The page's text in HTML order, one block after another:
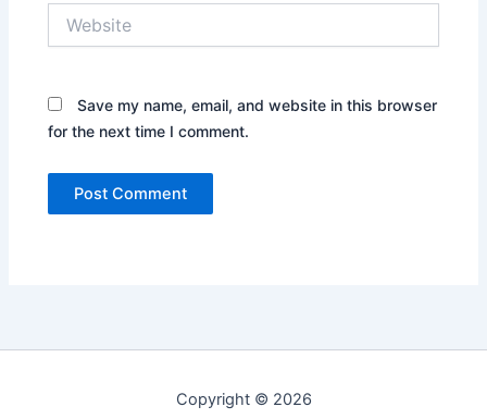
Save my name, email, and website in this browser
for the next time I comment.
Copyright © 2026